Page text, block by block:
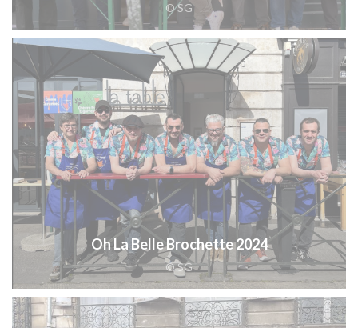
© SG
Oh La Belle Brochette 2024
© SG